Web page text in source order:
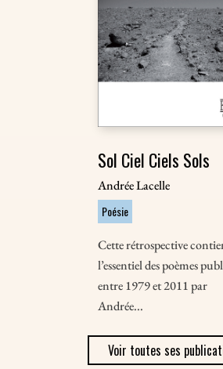
Sol Ciel Ciels Sols
Andrée Lacelle
Poésie
Cette rétrospective
l’essentiel des poèmes
entre 1979 et 2011 par
Andrée...
Voir toutes ses